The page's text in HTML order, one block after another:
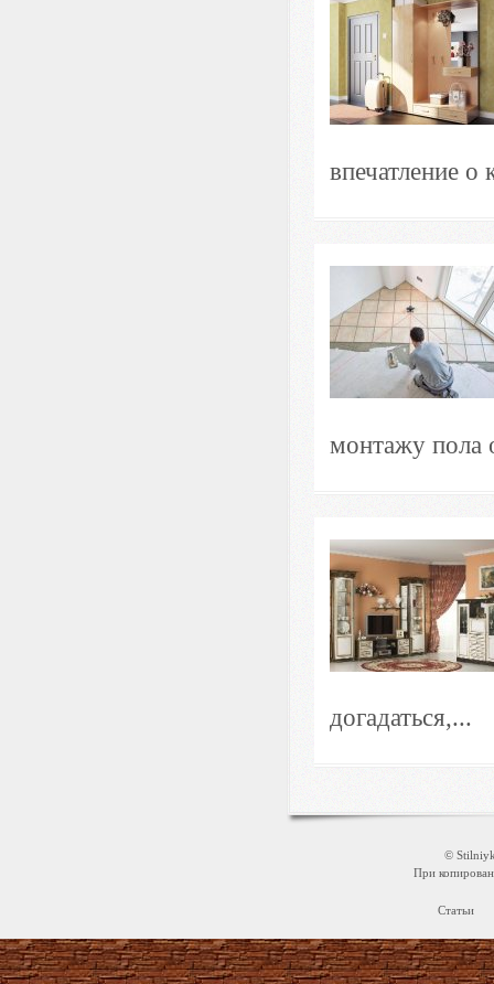
впечатление о
монтажу пола
догадаться,...
©
При
Статьи